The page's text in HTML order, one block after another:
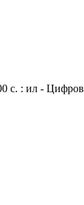
: ил -